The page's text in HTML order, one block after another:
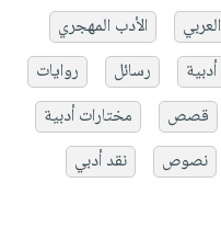
الأدب المهجري
رسائل
روايات
قصص
مختارات أدبية
نصوص نقد أدبي